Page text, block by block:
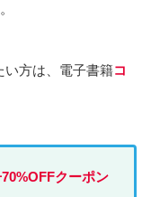
い方は、電子書籍コ
クーポン